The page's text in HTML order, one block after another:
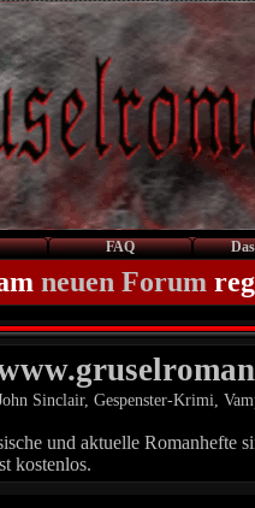
FAQ
neuen Forum
Sinclair, Gespenster-Krimi,
und aktuelle
kostenlos.